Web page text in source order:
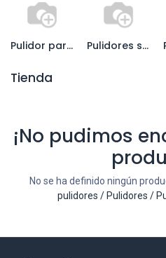
Pulidor para ceromeros Pulidores supra-pol
Tienda
¡No pudimos
No se ha definido ningún
pulidores / Pulidores /